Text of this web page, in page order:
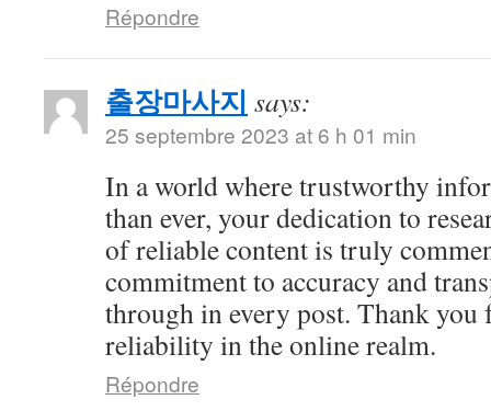
Répondre
출장마사지 says:
25 septembre 2023 at 6 h 01 min
In a world where trustworthy
than ever, your dedication to
of reliable content is truly
commitment to accuracy and
through in every post. Thank you
reliability in the online realm.
Répondre